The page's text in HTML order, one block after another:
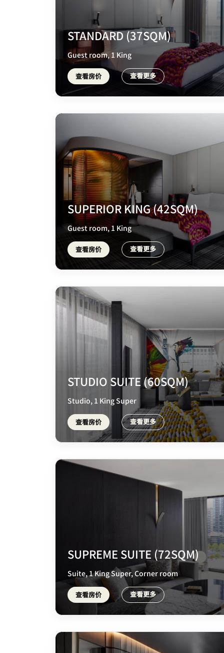
STANDARD (37SQM)
Guest room, 1 King
查看房价 查看更多
SUPERIOR KING (42SQM)
Guest room, 1 King
查看房价 查看更多
STUDIO SUITE (60SQM)
Studio, 1 King Super
查看房价 查看更多
SUPREME SUITE (72SQM)
Suite, 1 King Super, Corner room
查看房价 查看更多